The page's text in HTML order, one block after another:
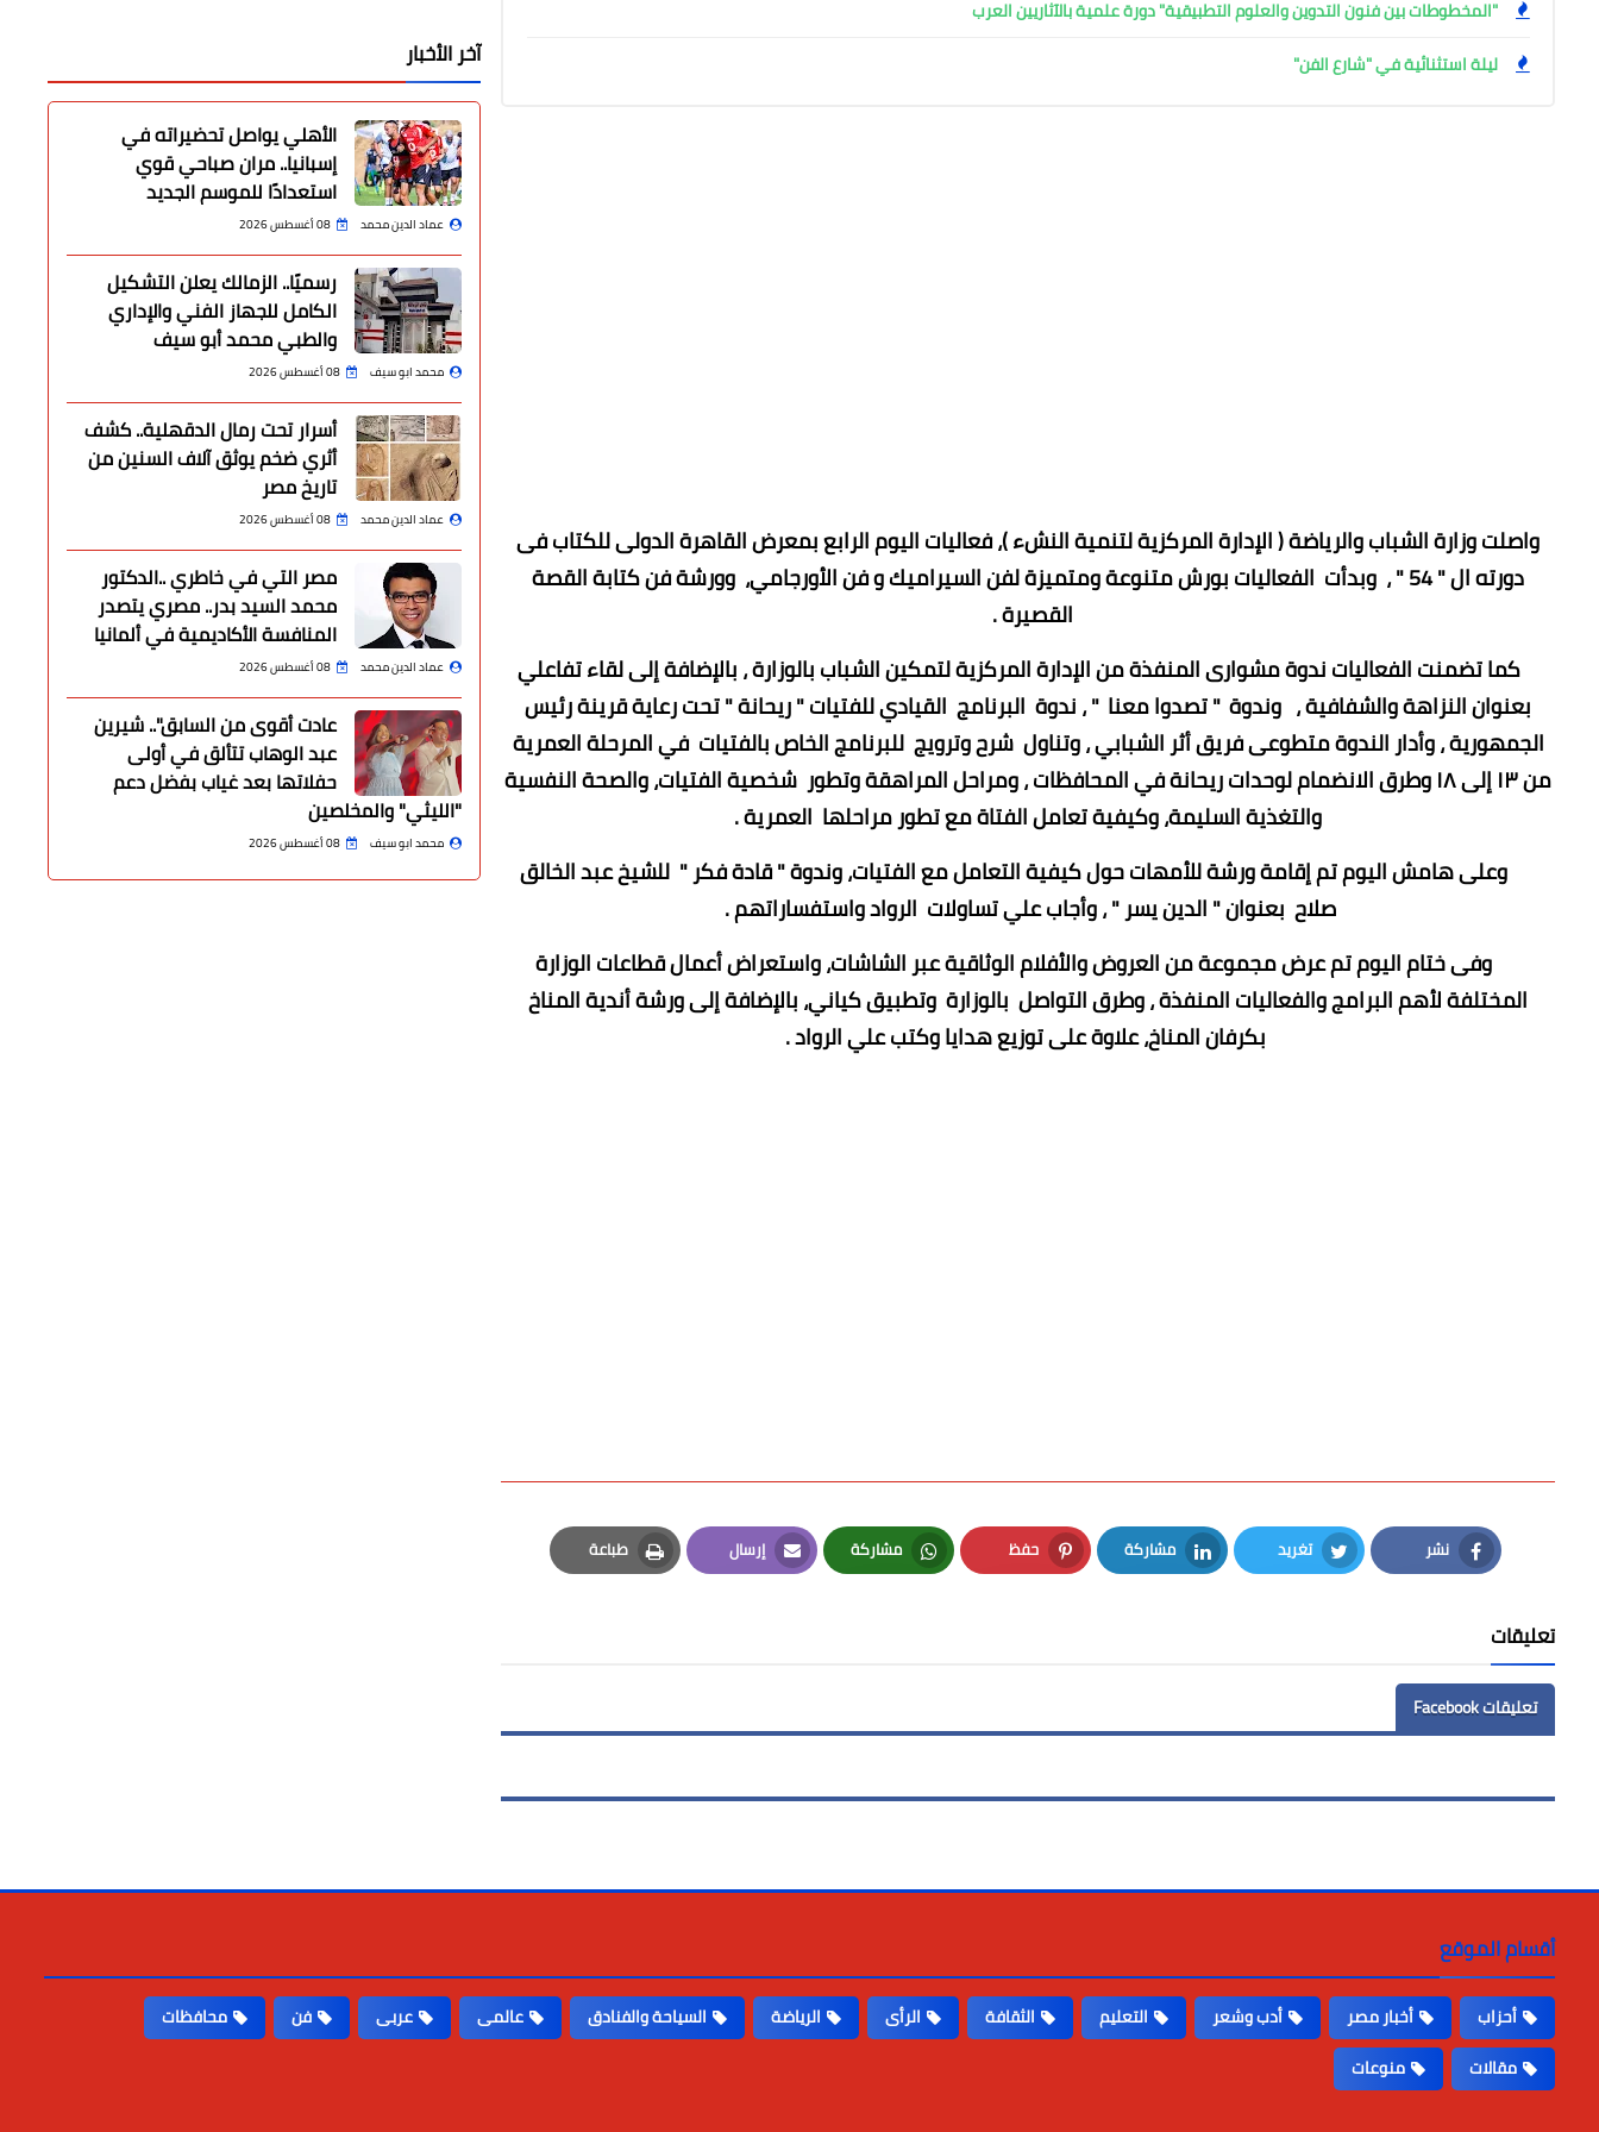
"المخطوطات بين فنون التدوين والعلوم التطبيقية" دورة علمية بالآثاريين العرب
ليلة استثنائية في "شارع الفن"
واصلت وزارة الشباب والرياضة ( الإدارة المركزية لتنمية النشء )، فعاليات اليوم الرابع بمعرض القاهرة الدولى للكتاب فى
دورته ال " 54 " ، وبدأت الفعاليات بورش متنوعة ومتميزة لفن السيراميك و فن الأورجامي، وورشة فن كتابة القصة
القصيرة .
كما تضمنت الفعاليات ندوة مشوارى المنفذة من الإدارة المركزية لتمكين الشباب بالوزارة ، بالإضافة إلى لقاء تفاعلي
بعنوان النزاهة والشفافية ، وندوة " تصدوا معنا " ، ندوة البرنامج القيادي للفتيات " ريحانة " تحت رعاية قرينة رئيس
الجمهورية ، وأدار الندوة متطوعى فريق أثر الشبابي ، وتناول شرح وترويج للبرنامج الخاص بالفتيات في المرحلة العمرية
من ١٣ إلى ١٨ وطرق الانضمام لوحدات ريحانة في المحافظات ، ومراحل المراهقة وتطور شخصية الفتيات، والصحة النفسية
والتغذية السليمة، وكيفية تعامل الفتاة مع تطور مراحلها العمرية .
وعلى هامش اليوم تم إقامة ورشة للأمهات حول كيفية التعامل مع الفتيات، وندوة " قادة فكر " للشيخ عبد الخالق
صلاح بعنوان " الدين يسر " ، وأجاب علي تساولات الرواد واستفساراتهم .
وفى ختام اليوم تم عرض مجموعة من العروض والأفلام الوثاقية عبر الشاشات، واستعراض أعمال قطاعات الوزارة
المختلفة لأهم البرامج والفعاليات المنفذة ، وطرق التواصل بالوزارة وتطبيق كياني، بالإضافة إلى ورشة أندية المناخ
بكرفان المناخ، علاوة على توزيع هدايا وكتب علي الرواد .
نشر
Facebook
تغريد
Twitter
مشاركة
LinkedIn
حفظ
Pinterest
مشاركة
Whatsapp
إرسال
Email
طباعة
Print
تعليقات
تعليقات Facebook
آخر الأخبار
الأهلي يواصل تحضيراته في
إسبانيا.. مران صباحي قوي
استعدادًا للموسم الجديد
عماد الدين محمد 08 أغسطس 2026
رسميًا.. الزمالك يعلن التشكيل
الكامل للجهاز الفني والإداري
والطبي محمد أبو سيف
محمد ابو سيف 08 أغسطس 2026
أسرار تحت رمال الدقهلية.. كشف
أثري ضخم يوثق آلاف السنين من
تاريخ مصر
عماد الدين محمد 08 أغسطس 2026
مصر التي في خاطري ..الدكتور
محمد السيد بدر.. مصري يتصدر
المنافسة الأكاديمية في ألمانيا
عماد الدين محمد 08 أغسطس 2026
عادت أقوى من السابق".. شيرين
عبد الوهاب تتألق في أولى
حفلاتها بعد غياب بفضل دعم
"الليثي" والمخلصين
محمد ابو سيف 08 أغسطس 2026
أقسام الموقع
أحزاب أخبار مصر أدب وشعر التعليم الثقافة الرأى الرياضة السياحة والفنادق عالمى عربى فن
محافظات
مقالات
منوعات